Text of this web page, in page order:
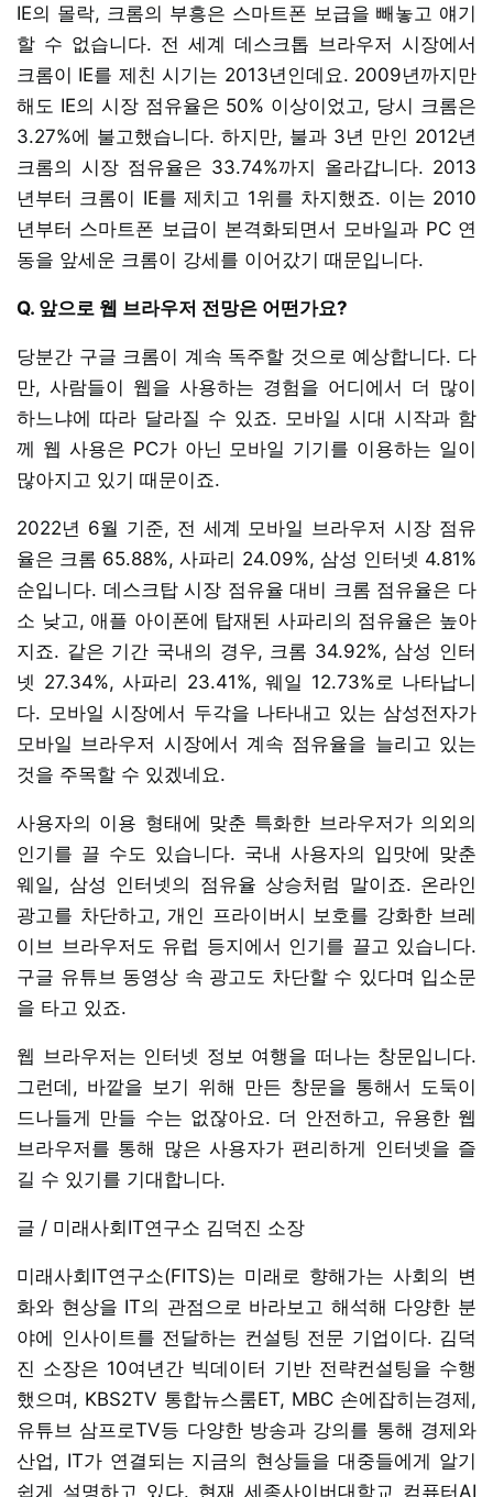
IE의 몰락, 크롬의 부흥은 스마트폰 보급을 빼놓고 얘기
할 수 없습니다. 전 세계 데스크톱 브라우저 시장에서
크롬이 IE를 제친 시기는 2013년인데요. 2009년까지만
해도 IE의 시장 점유율은 50% 이상이었고, 당시 크롬은
3.27%에 불고했습니다. 하지만, 불과 3년 만인 2012년
크롬의 시장 점유율은 33.74%까지 올라갑니다. 2013
년부터 크롬이 IE를 제치고 1위를 차지했죠. 이는 2010
년부터 스마트폰 보급이 본격화되면서 모바일과 PC 연
동을 앞세운 크롬이 강세를 이어갔기 때문입니다.
Q. 앞으로 웹 브라우저 전망은 어떤가요?
당분간 구글 크롬이 계속 독주할 것으로 예상합니다. 다
만, 사람들이 웹을 사용하는 경험을 어디에서 더 많이
하느냐에 따라 달라질 수 있죠. 모바일 시대 시작과 함
께 웹 사용은 PC가 아닌 모바일 기기를 이용하는 일이
많아지고 있기 때문이죠.
2022년 6월 기준, 전 세계 모바일 브라우저 시장 점유
율은 크롬 65.88%, 사파리 24.09%, 삼성 인터넷 4.81%
순입니다. 데스크탑 시장 점유율 대비 크롬 점유율은 다
소 낮고, 애플 아이폰에 탑재된 사파리의 점유율은 높아
지죠. 같은 기간 국내의 경우, 크롬 34.92%, 삼성 인터
넷 27.34%, 사파리 23.41%, 웨일 12.73%로 나타납니
다. 모바일 시장에서 두각을 나타내고 있는 삼성전자가
모바일 브라우저 시장에서 계속 점유율을 늘리고 있는
것을 주목할 수 있겠네요.
사용자의 이용 형태에 맞춘 특화한 브라우저가 의외의
인기를 끌 수도 있습니다. 국내 사용자의 입맛에 맞춘
웨일, 삼성 인터넷의 점유율 상승처럼 말이죠. 온라인
광고를 차단하고, 개인 프라이버시 보호를 강화한 브레
이브 브라우저도 유럽 등지에서 인기를 끌고 있습니다.
구글 유튜브 동영상 속 광고도 차단할 수 있다며 입소문
을 타고 있죠.
웹 브라우저는 인터넷 정보 여행을 떠나는 창문입니다.
그런데, 바깥을 보기 위해 만든 창문을 통해서 도둑이
드나들게 만들 수는 없잖아요. 더 안전하고, 유용한 웹
브라우저를 통해 많은 사용자가 편리하게 인터넷을 즐
길 수 있기를 기대합니다.
글 / 미래사회IT연구소 김덕진 소장
미래사회IT연구소(FITS)는 미래로 향해가는 사회의 변
화와 현상을 IT의 관점으로 바라보고 해석해 다양한 분
야에 인사이트를 전달하는 컨설팅 전문 기업이다. 김덕
진 소장은 10여년간 빅데이터 기반 전략컨설팅을 수행
했으며, KBS2TV 통합뉴스룸ET, MBC 손에잡히는경제,
유튜브 삼프로TV등 다양한 방송과 강의를 통해 경제와
산업, IT가 연결되는 지금의 현상들을 대중들에게 알기
쉽게 설명하고 있다. 현재 세종사이버대학교 컴퓨터AI